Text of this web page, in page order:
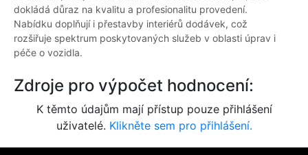
dokládá důraz na kvalitu a profesionalitu provedení.
Nabídku doplňují i přestavby interiérů dodávek, což
rozšiřuje spektrum poskytovaných služeb v oblasti úprav i
péče o vozidla.
Zdroje pro výpočet hodnocení:
K těmto údajům mají přístup pouze přihlášení
uživatelé. Klikněte sem pro přihlášení.